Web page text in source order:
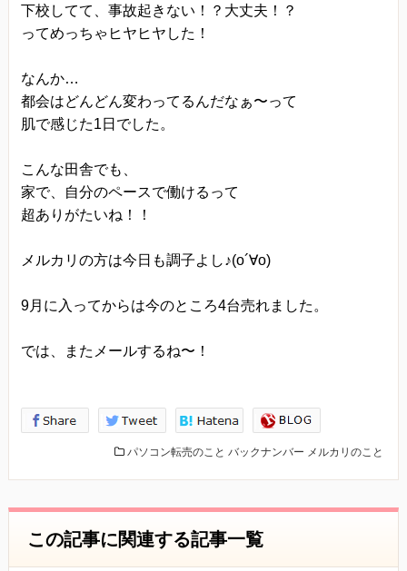
下校してて、事故起きない！？大丈夫！？
ってめっちゃヒヤヒヤした！
なんか…
都会はどんどん変わってるんだなぁ〜って
肌で感じた1日でした。
こんな田舎でも、
家で、自分のペースで働けるって
超ありがたいね！！
メルカリの方は今日も調子よし♪(o´∀o)
9月に入ってからは今のところ4台売れました。
では、またメールするね〜！
パソコン転売のこと バックナンバー メルカリのこと
この記事に関連する記事一覧